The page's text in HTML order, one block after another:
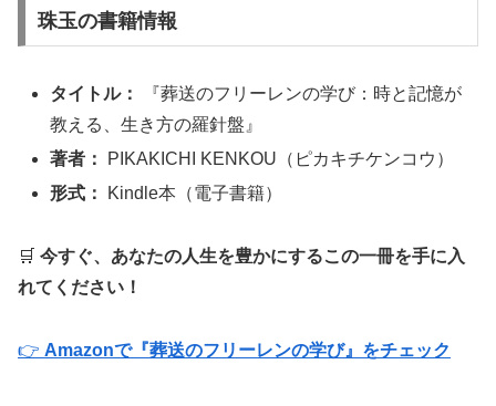
珠玉の書籍情報
タイトル：
『葬送のフリーレンの学び：時と記憶が
教える、生き方の羅針盤』
著者：
PIKAKICHI KENKOU（ピカキチケンコウ）
形式：
Kindle本（電子書籍）
🛒 今すぐ、あなたの人生を豊かにするこの一冊を手に入
れてください！
👉 Amazonで『葬送のフリーレンの学び』をチェック